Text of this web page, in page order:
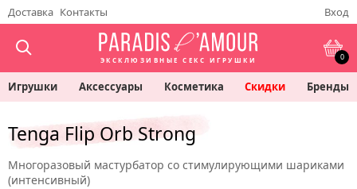
Доставка Контакты Вход
ЭКСКЛЮЗИВНЫЕ СЕКС ИГРУШКИ 0
Игрушки Аксессуары Косметика Скидки Бренды
Tenga Flip Orb Strong
Многоразовый мастурбатор со стимулирующими шариками
(интенсивный)